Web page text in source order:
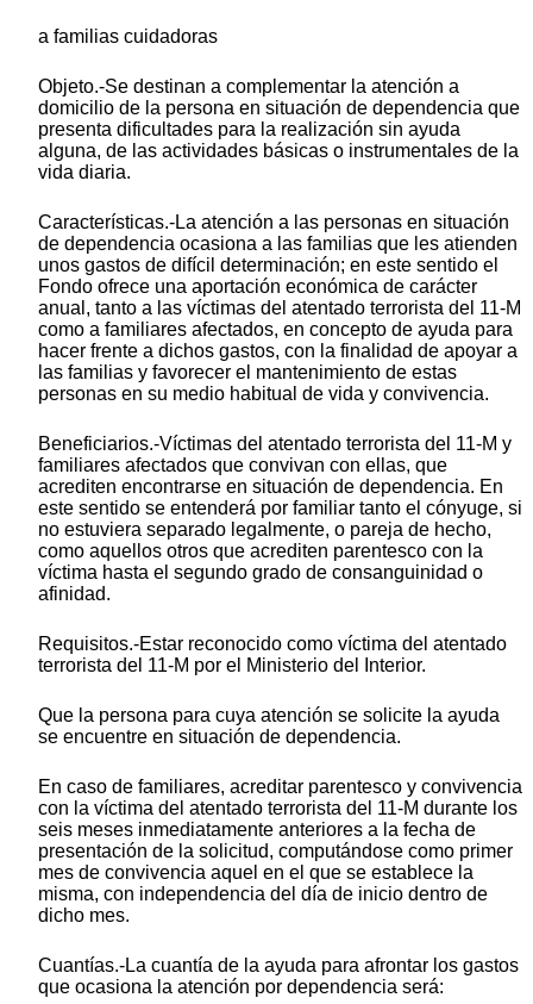
a familias cuidadoras
Objeto.-Se destinan a complementar la atención a
domicilio de la persona en situación de dependencia que
presenta dificultades para la realización sin ayuda
alguna, de las actividades básicas o instrumentales de la
vida diaria.
Características.-La atención a las personas en situación
de dependencia ocasiona a las familias que les atienden
unos gastos de difícil determinación; en este sentido el
Fondo ofrece una aportación económica de carácter
anual, tanto a las víctimas del atentado terrorista del 11-M
como a familiares afectados, en concepto de ayuda para
hacer frente a dichos gastos, con la finalidad de apoyar a
las familias y favorecer el mantenimiento de estas
personas en su medio habitual de vida y convivencia.
Beneficiarios.-Víctimas del atentado terrorista del 11-M y
familiares afectados que convivan con ellas, que
acrediten encontrarse en situación de dependencia. En
este sentido se entenderá por familiar tanto el cónyuge, si
no estuviera separado legalmente, o pareja de hecho,
como aquellos otros que acrediten parentesco con la
víctima hasta el segundo grado de consanguinidad o
afinidad.
Requisitos.-Estar reconocido como víctima del atentado
terrorista del 11-M por el Ministerio del Interior.
Que la persona para cuya atención se solicite la ayuda
se encuentre en situación de dependencia.
En caso de familiares, acreditar parentesco y convivencia
con la víctima del atentado terrorista del 11-M durante los
seis meses inmediatamente anteriores a la fecha de
presentación de la solicitud, computándose como primer
mes de convivencia aquel en el que se establece la
misma, con independencia del día de inicio dentro de
dicho mes.
Cuantías.-La cuantía de la ayuda para afrontar los gastos
que ocasiona la atención por dependencia será: